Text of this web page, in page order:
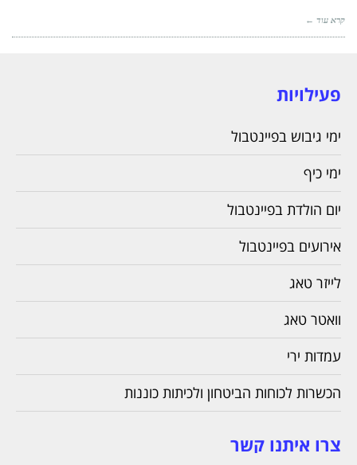
קרא עוד ←
פעילויות
ימי גיבוש בפיינטבול
ימי כיף
יום הולדת בפיינטבול
אירועים בפיינטבול
לייזר טאג
וואטר טאג
עמדות ירי
הכשרות לכוחות הביטחון ולכיתות כוננות
צרו איתנו קשר